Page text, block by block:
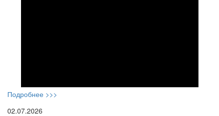
Подробнее >>>
02.07.2026